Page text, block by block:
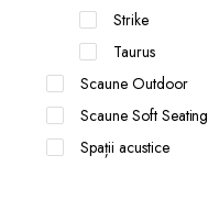
Strike
Taurus
Scaune Outdoor
Scaune Soft Seating
Spații acustice